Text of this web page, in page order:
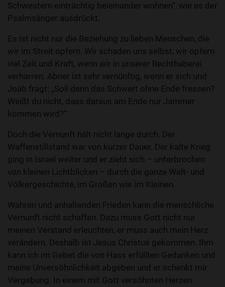
Schwestern einträchtig beieinander wohnen“, wie es der
Psalmsänger ausdrückt.
Es ist nicht nur die Beziehung zu lieben Menschen, die
wir im Streit opfern. Wir schaden uns selbst, wir opfern
viel Zeit und Kraft, wenn wir in unserer Rechthaberei
verharren. Abner ist sehr vernünftig, wenn er sich und
Joab fragt: „Soll denn das Schwert ohne Ende fressen?
Weißt du nicht, dass daraus am Ende nur Jammer
kommen wird?“
Doch die Vernunft hält nicht lange durch. Der
Waffenstillstand war von kurzer Dauer. Der kalte Krieg
ging in Israel weiter und er zieht sich – unterbrochen
von kleinen Lichtblicken – durch die ganze Welt- und
Völkergeschichte, im Großen wie im Kleinen.
Wahren und anhaltenden Frieden kann die menschliche
Vernunft nicht schaffen. Dazu muss Gott nicht nur
meinen Verstand erleuchten, er muss auch mein Herz
verändern. Deshalb ist Jesus Christus gekommen. Ihm
kann ich im Gebet die von Hass erfüllten Gedanken und
meine Unversöhnlichkeit abgeben und er schenkt mir
Vergebung. In einem mit Gott versöhnten Herzen